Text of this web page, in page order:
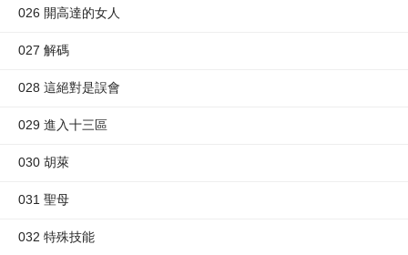
026 開高達的女人
027 解碼
028 這絕對是誤會
029 進入十三區
030 胡萊
031 聖母
032 特殊技能